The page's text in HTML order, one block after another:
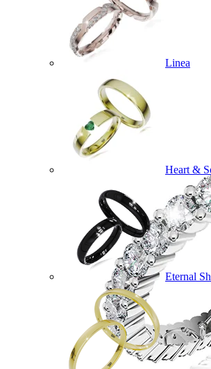
Linea
Heart &
Eternal